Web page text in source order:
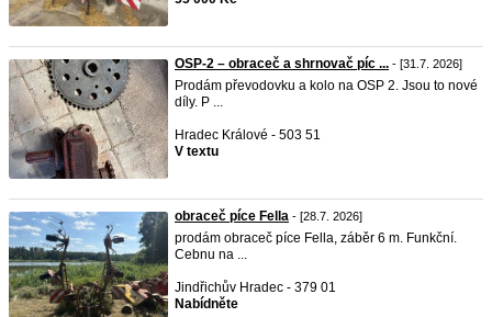
OSP-2 – obraceč a shrnovač píc ... - [31.7. 2026]
Prodám převodovku a kolo na OSP 2. Jsou to nové
díly. P ...
Hradec Králové - 503 51
V textu
obraceč píce Fella - [28.7. 2026]
prodám obraceč píce Fella, záběr 6 m. Funkční.
Cebnu na ...
Jindřichův Hradec - 379 01
Nabídněte